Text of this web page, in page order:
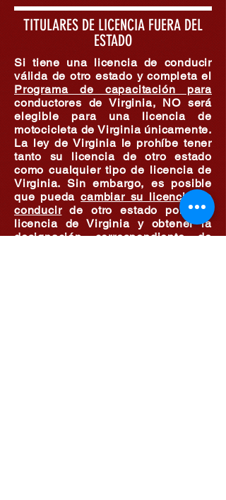
TITULARES DE LICENCIA FUERA DEL
ESTADO
Si tiene una licencia de conducir
válida de otro estado y completa el
Programa de capacitación para
conductores de Virginia, NO será
elegible para una licencia de
motocicleta de Virginia únicamente.
La ley de Virginia le prohíbe tener
tanto su licencia de otro estado
como cualquier tipo de licencia de
Virginia. Sin embargo, es posible
que puedacambiar su licencia de
conducirde otro estado por una
licencia de Virginia y obtener la
designación correspondiente de